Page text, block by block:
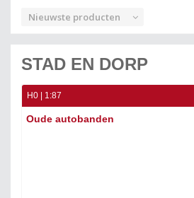
Nieuwste producten
STAD EN DORP
H0 | 1:87
Oude autobanden